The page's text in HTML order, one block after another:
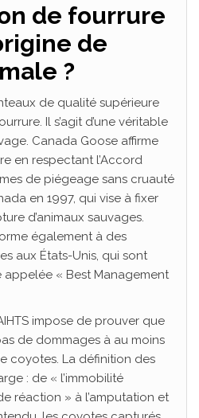
de fourrure
de
?
de qualité supérieure
Il s’agit d’une véritable
Canada Goose affirme
en respectant l’Accord
de piégeage sans cruauté
en 1997, qui vise à fixer
d’animaux sauvages.
également à des
aux États-Unis, qui sont
« Best Management
impose de prouver que
de dommages à au moins
coyotes. La définition des
: de « l’immobilité
réaction » à l’amputation et